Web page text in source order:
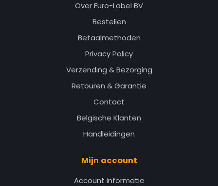
Over Euro-Label BV
Bestellen
Betaalmethoden
Privacy Policy
Verzending & Bezorging
Retouren & Garantie
Contact
Belgische Klanten
Handleidingen
Mijn account
Account informatie